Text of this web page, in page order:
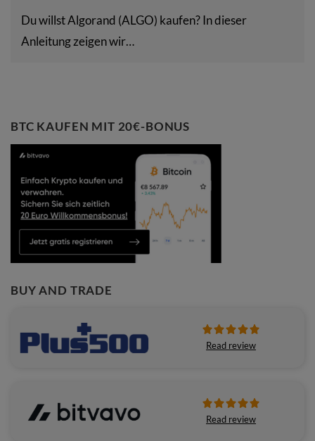
Du willst Algorand (ALGO) kaufen? In dieser
Anleitung zeigen wir…
BTC KAUFEN MIT 20€-BONUS
BUY AND TRADE
Read review
Read review